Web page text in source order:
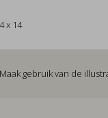
x 14
Maak gebruik van de